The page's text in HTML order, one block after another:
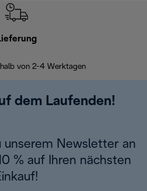
von 2-4 Werktagen
dem Laufenden!
unserem Newsletter an
% auf Ihren nächsten